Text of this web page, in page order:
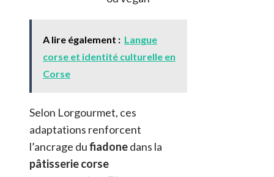
A lire également : Langue
corse et identité culturelle en
Corse
Selon Lorgourmet, ces
adaptations renforcent
l’ancrage dufiadonedans la
pâtisserie corse